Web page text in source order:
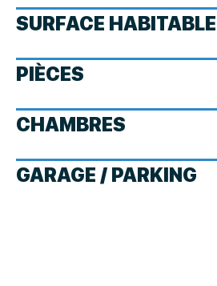
SURFACE
PIÈCES
CHAMBRES
GARAGE / PARKING